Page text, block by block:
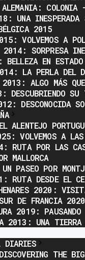
COLONIA
UNA INESPERADA
2015
VOLVEMOS A
SORPRESA
EN ESTADO
LA PERLA DEL
2013: ALGO MÁS
DESCUBRIENDO SU
DESCONOCIDA
ALENTEJO
VOLVEMOS A
RUTA POR LAS
MALLORCA
PASEO POR
RUTA DESDE EL
2020:
DE FRANCIA 2020
2019:
2013: UNA
DIARIES
THE